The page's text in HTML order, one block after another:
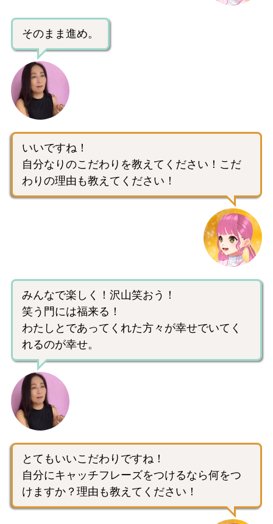
そのまま進め。
いいですね！
自分なりのこだわりを教えてください！こだ
わりの理由も教えてください！
みんなで楽しく！沢山笑おう！
笑う門には福来る！
わたしとであってくれた方々が幸せでいてく
れるのが幸せ。
とてもいいこだわりですね！
自分にキャッチフレーズをつけるなら何をつ
けますか？理由も教えてください！